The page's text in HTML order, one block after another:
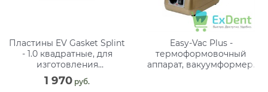
Пластины EV Gasket Splint
- 1.0 квадратные, для
изготовления
ортодонтических шин, 127
мм (25 шт)
1 970 руб.
Easy-Vac Plus -
термоформовочный
аппарат, вакуумформер.